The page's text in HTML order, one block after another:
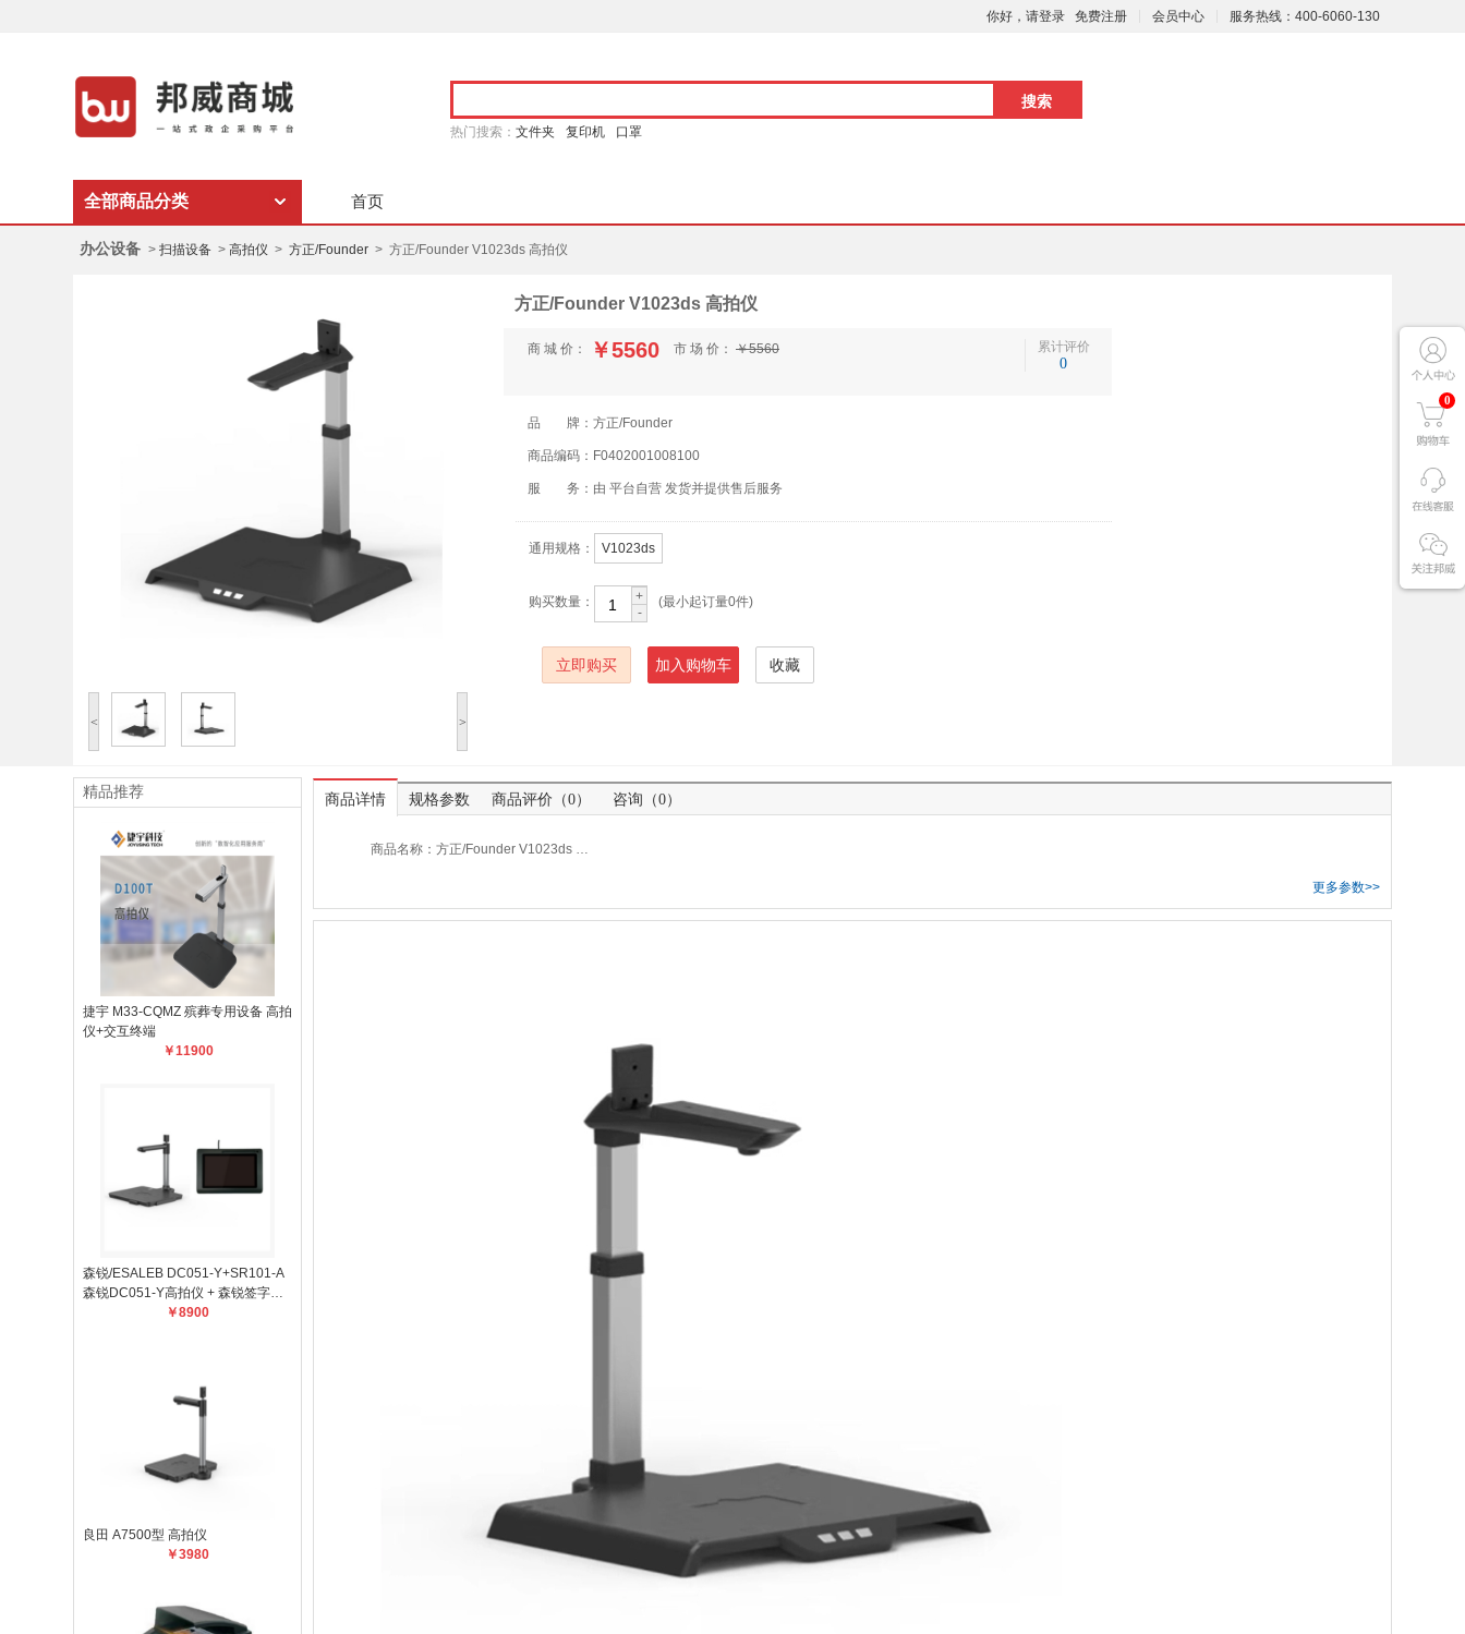
你好，请登录 免费注册 会员中心 服务热线：400-6060-130
热门搜索： 文件夹 复印机 口罩
0
全部商品分类 首页
办公设备 > 扫描设备 > 高拍仪 > 方正/Founder > 方正/Founder V1023ds 高拍仪
< >
方正/Founder V1023ds 高拍仪
累计评价
0
商 城 价： ￥5560 市 场 价： ￥5560
品 牌： 方正/Founder
商品编码： F0402001008100
服 务： 由 平台自营 发货并提供售后服务
通用规格： V1023ds
购买数量： + (最小起订量0件)
立即购买 加入购物车 收藏
精品推荐
捷宇 M33-CQMZ 殡葬专用设备 高拍
仪+交互终端
￥11900
森锐/ESALEB DC051-Y+SR101-A
森锐DC051-Y高拍仪 + 森锐签字屏S
R101-A 集成二代证
￥8900
良田 A7500型 高拍仪
￥3980
商品详情 规格参数 商品评价（0） 咨询（0）
商品名称：方正/Founder V1023ds 高拍仪
更多参数>>